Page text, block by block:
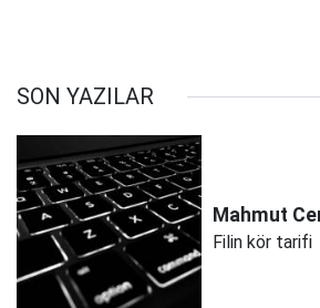
SON YAZILAR
Mahmut
Filin kör tarifi